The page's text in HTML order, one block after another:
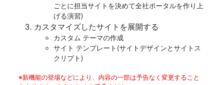
ごとに担当サイトを決めて全社ポータルを作り上
げる演習)
カスタマイズしたサイトを展開する
カスタム テーマの作成
サイト テンプレート(サイトデザインとサイトス
クリプト)
※新機能の登場などにより、内容の一部は予告なく変更すること